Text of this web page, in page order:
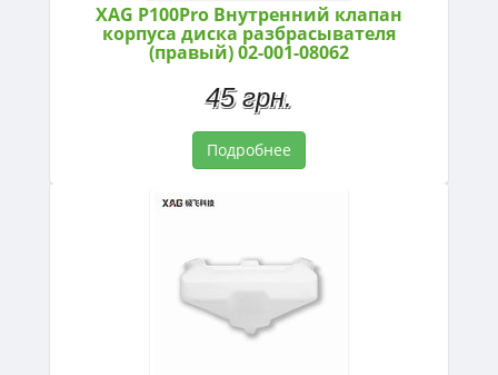
XAG P100Pro Внутренний клапан
корпуса диска разбрасывателя
(правый) 02-001-08062
45 грн.
Подробнее